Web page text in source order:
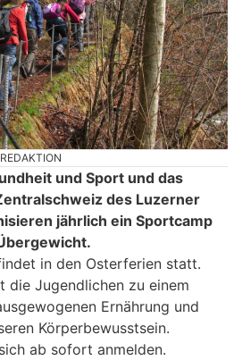
und Sport und das
des Luzerner
jährlich ein Sportcamp
in den Osterferien statt.
die Jugendlichen zu einem
Ernährung und
Körperbewusstsein.
ab sofort anmelden.